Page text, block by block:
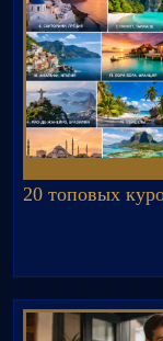
20 топовых